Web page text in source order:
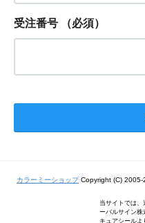
受注番号 （必須）
カラーミーショップCopyright (C) 2005-
当サイトでは
ーバルサイン株
キュアシールよ